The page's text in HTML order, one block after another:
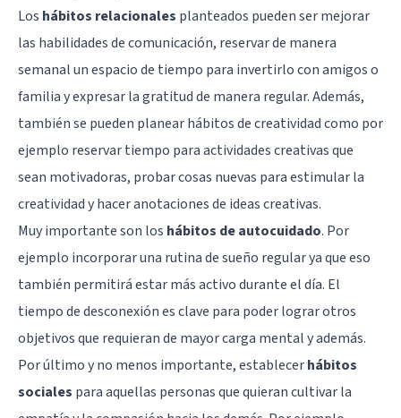
Los hábitos relacionales planteados pueden ser mejorar
las habilidades de comunicación, reservar de manera
semanal un espacio de tiempo para invertirlo con amigos o
familia y expresar la gratitud de manera regular. Además,
también se pueden planear hábitos de creatividad como por
ejemplo reservar tiempo para actividades creativas que
sean motivadoras, probar cosas nuevas para estimular la
creatividad y hacer anotaciones de ideas creativas.
Muy importante son los hábitos de autocuidado. Por
ejemplo incorporar una rutina de sueño regular ya que eso
también permitirá estar más activo durante el día. El
tiempo de desconexión es clave para poder lograr otros
objetivos que requieran de mayor carga mental y además.
Por último y no menos importante, establecerhábitos
sociales para aquellas personas que quieran cultivar la